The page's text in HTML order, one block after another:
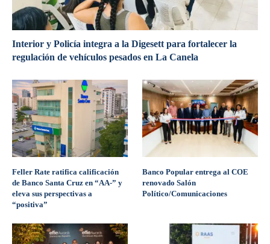
Interior y Policía integra a la Digesett para fortalecer la
regulación de vehículos pesados en La Canela
Feller Rate ratifica calificación
de Banco Santa Cruz en “AA-” y
eleva sus perspectivas a
“positiva”
Banco Popular entrega al COE
renovado Salón
Político/Comunicaciones